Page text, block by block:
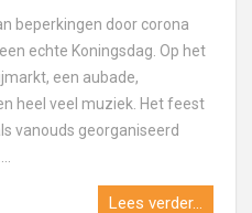
beperkingen door corona
echte Koningsdag. Op het
een aubade,
heel veel muziek. Het feest
vanouds georganiseerd
Lees verder...